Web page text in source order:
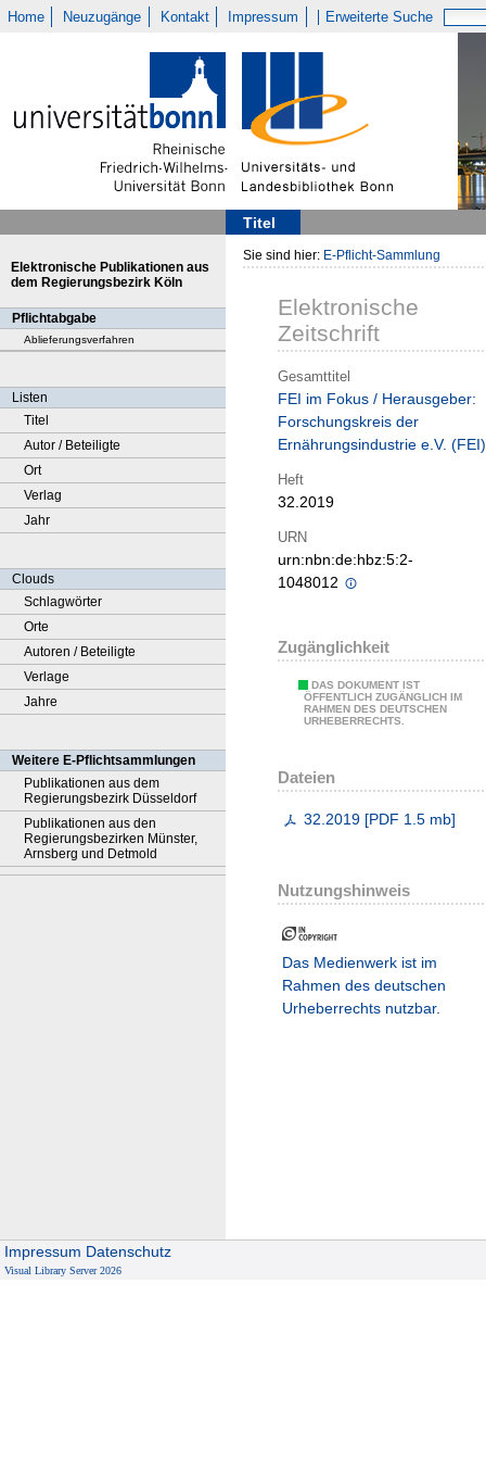
Home Neuzugänge Kontakt Impressum Erweiterte Suche
Titel
Elektronische Publikationen aus
dem Regierungsbezirk Köln
Pflichtabgabe
Ablieferungsverfahren
Listen
Titel
Autor / Beteiligte
Ort
Verlag
Jahr
Clouds
Schlagwörter
Orte
Autoren / Beteiligte
Verlage
Jahre
Weitere E-Pflichtsammlungen
Publikationen aus dem
Regierungsbezirk Düsseldorf
Publikationen aus den
Regierungsbezirken Münster,
Arnsberg und Detmold
Sie sind hier: E-Pflicht-Sammlung
Elektronische
Zeitschrift
Gesamttitel
FEI im Fokus / Herausgeber:
Forschungskreis der
Ernährungsindustrie e.V. (FEI)
Heft
32.2019
URN
urn:nbn:de:hbz:5:2-
1048012
Zugänglichkeit
DAS DOKUMENT IST
ÖFFENTLICH ZUGÄNGLICH IM
RAHMEN DES DEUTSCHEN
URHEBERRECHTS.
Dateien
32.2019 [PDF 1.5 mb]
Nutzungshinweis
Das Medienwerk ist im
Rahmen des deutschen
Urheberrechts nutzbar.
Impressum Datenschutz
Visual Library Server 2026